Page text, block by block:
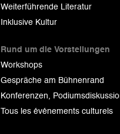
Weiterführende Literatur
Inklusive Kultur
Rund um die Vorstellungen
Workshops
Gespräche am Bühnenrand
Konferenzen,
Tous les événements culturels